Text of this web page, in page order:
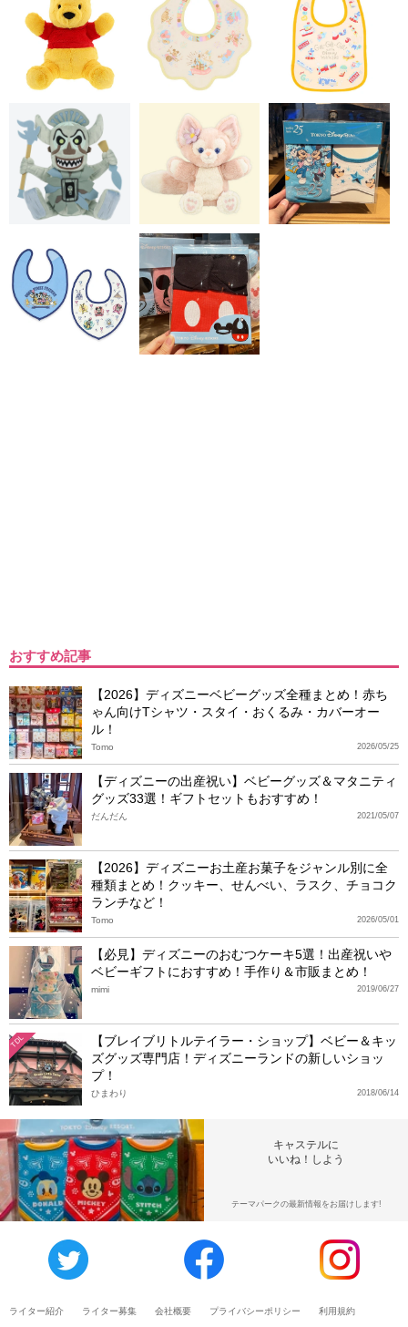
おすすめ記事
【2026】ディズニーベビーグッズ全種まとめ！赤ち
ゃん向けTシャツ・スタイ・おくるみ・カバーオー
ル！
2026/05/25
Tomo
【ディズニーの出産祝い】ベビーグッズ＆マタニティ
グッズ33選！ギフトセットもおすすめ！
2021/05/07
だんだん
【2026】ディズニーお土産お菓子をジャンル別に全
種類まとめ！クッキー、せんべい、ラスク、チョコク
ランチなど！
2026/05/01
Tomo
【必見】ディズニーのおむつケーキ5選！出産祝いや
ベビーギフトにおすすめ！手作り＆市販まとめ！
2019/06/27
mimi
TDL
【ブレイブリトルテイラー・ショップ】ベビー＆キッ
ズグッズ専門店！ディズニーランドの新しいショッ
プ！
2018/06/14
ひまわり
キャステルに
いいね！しよう
テーマパークの最新情報をお届けします!
ライター紹介 ライター募集 会社概要 プライバシーポリシー 利用規約